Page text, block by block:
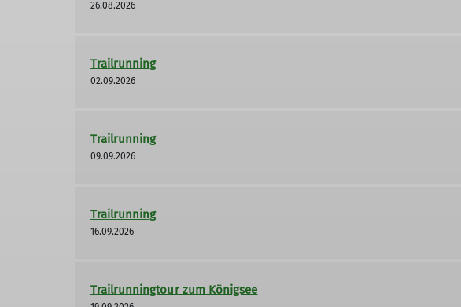
26.08.2026
Trailrunning
02.09.2026
Trailrunning
09.09.2026
Trailrunning
16.09.2026
Trailrunningtour zum Königsee